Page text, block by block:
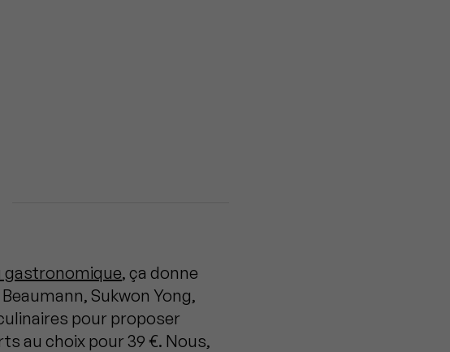
gastronomique, ça donne
Sukwon Yong,
pour proposer
au choix pour 39 €. Nous,